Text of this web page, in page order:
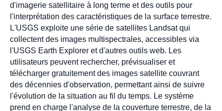
d'imagerie satellitaire à long terme et des outils pour
l'interprétation des caractéristiques de la surface terrestre.
L'USGS exploite une série de satellites Landsat qui
collectent des images multispectrales, accessibles via
l'USGS Earth Explorer et d'autres outils web. Les
utilisateurs peuvent rechercher, prévisualiser et
télécharger gratuitement des images satellite couvrant
des décennies d'observation, permettant ainsi de suivre
l'évolution de la situation au fil du temps. Le système
prend en charge l'analyse de la couverture terrestre, de la